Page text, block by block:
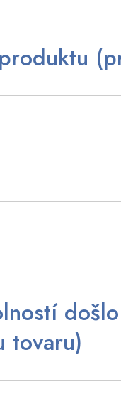
tovaru)